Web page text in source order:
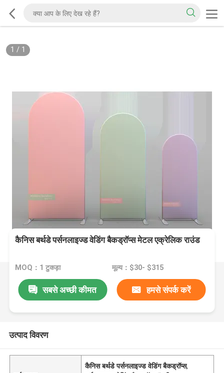
1 / 1
कैनिस बर्थडे पर्सनलाइज्ड वेडिंग बैकड्रॉप्स मेटल एक्रेलिक राउंड
MOQ：1 टुकड़ा मूल्य：$30- $315
सबसे अच्छी कीमत हमसे संपर्क करें
उत्पाद विवरण
कैनिस बर्थडे पर्सनलाइज्ड वेडिंग बैकड्रॉप्स,